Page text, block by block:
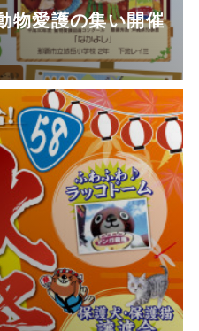
物愛護の集い開催